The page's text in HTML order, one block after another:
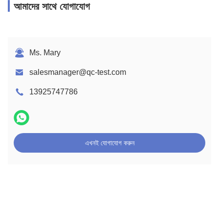
আমাদের সাথে যোগাযোগ
Ms. Mary
salesmanager@qc-test.com
13925747786
এখনই যোগাযোগ করুন